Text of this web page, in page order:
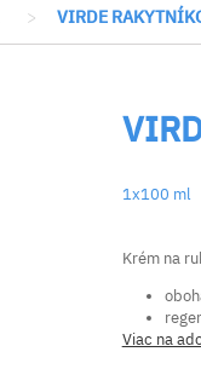
> VIRDE
1x100 ml
Krém na
Viac na